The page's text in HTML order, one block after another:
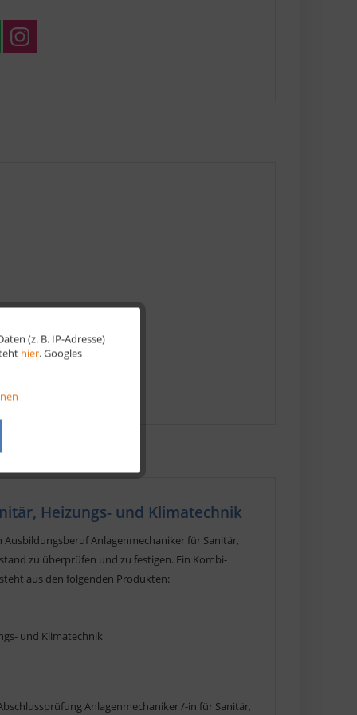
Heizungs- und Klimatechnik
Anlagenmechaniker für Sanitär,
zu überprüfen und zu festigen. Ein Kombi-
aus den folgenden Produkten:
und Klimatechnik
Anlagenmechaniker /-in für Sanitär,
Aktiv
(z. B. IP-Adresse)
hier. Googles